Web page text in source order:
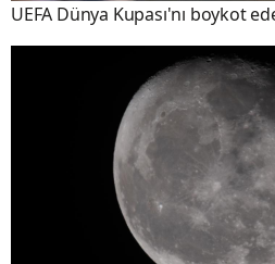
UEFA Dünya Kupası'nı boykot